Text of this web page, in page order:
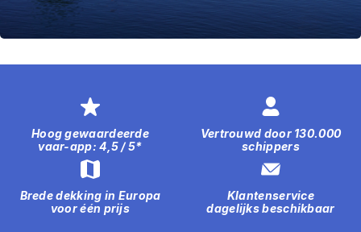
Hoog gewaardeerde
vaar-app: 4,5 / 5*
Vertrouwd door 130.000
schippers
Brede dekking in Europa
voor één prijs
Klantenservice
dagelijks beschikbaar